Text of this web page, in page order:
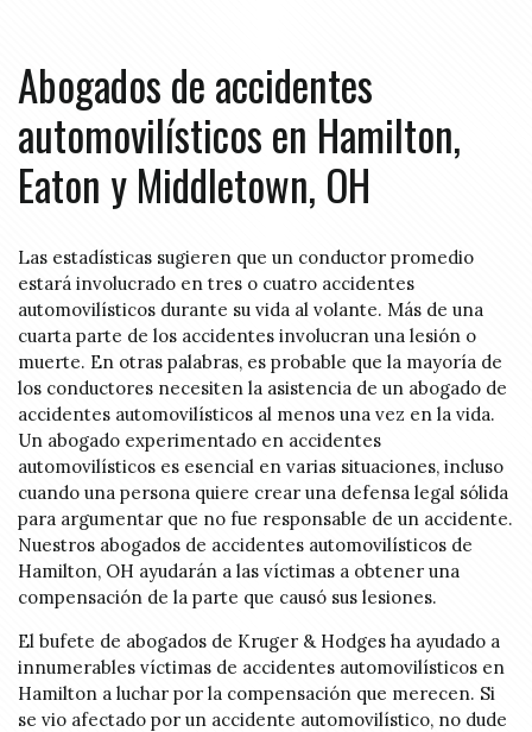
Abogados de accidentes
automovilísticos en Hamilton,
Eaton y Middletown, OH
Las estadísticas sugieren que un conductor promedio
estará involucrado en tres o cuatro accidentes
automovilísticos durante su vida al volante. Más de una
cuarta parte de los accidentes involucran una lesión o
muerte. En otras palabras, es probable que la mayoría de
los conductores necesiten la asistencia de un abogado de
accidentes automovilísticos al menos una vez en la vida.
Un abogado experimentado en accidentes
automovilísticos es esencial en varias situaciones, incluso
cuando una persona quiere crear una defensa legal sólida
para argumentar que no fue responsable de un accidente.
Nuestros abogados de accidentes automovilísticos de
Hamilton, OH ayudarán a las víctimas a obtener una
compensación de la parte que causó sus lesiones.
El bufete de abogados de Kruger & Hodges ha ayudado a
innumerables víctimas de accidentes automovilísticos en
Hamilton a luchar por la compensación que merecen. Si
se vio afectado por un accidente automovilístico, no dude